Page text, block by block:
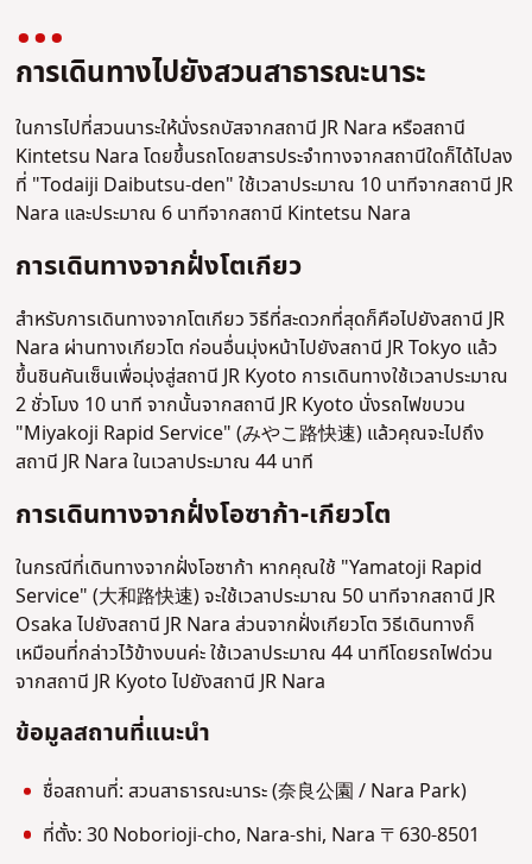
การเดินทางไปยังสวนสาธารณะนาระ
ในการไปที่สวนนาระให้นั่งรถบัสจากสถานี JR Nara หรือสถานี
Kintetsu Nara โดยขึ้นรถโดยสารประจำทางจากสถานีใดก็ได้ไปลง
ที่ "Todaiji Daibutsu-den" ใช้เวลาประมาณ 10 นาทีจากสถานี JR
Nara และประมาณ 6 นาทีจากสถานี Kintetsu Nara
การเดินทางจากฝั่งโตเกียว
สำหรับการเดินทางจากโตเกียว วิธีที่สะดวกที่สุดก็คือไปยังสถานี JR
Nara ผ่านทางเกียวโต ก่อนอื่นมุ่งหน้าไปยังสถานี JR Tokyo แล้ว
ขึ้นชินคันเซ็นเพื่อมุ่งสู่สถานี JR Kyoto การเดินทางใช้เวลาประมาณ
2 ชั่วโมง 10 นาที จากนั้นจากสถานี JR Kyoto นั่งรถไฟขบวน
"Miyakoji Rapid Service" (みやこ路快速) แล้วคุณจะไปถึง
สถานี JR Nara ในเวลาประมาณ 44 นาที
การเดินทางจากฝั่งโอซาก้า-เกียวโต
ในกรณีที่เดินทางจากฝั่งโอซาก้า หากคุณใช้ "Yamatoji Rapid
Service" (大和路快速) จะใช้เวลาประมาณ 50 นาทีจากสถานี JR
Osaka ไปยังสถานี JR Nara ส่วนจากฝั่งเกียวโต วิธีเดินทางก็
เหมือนที่กล่าวไว้ข้างบนค่ะ ใช้เวลาประมาณ 44 นาทีโดยรถไฟด่วน
จากสถานี JR Kyoto ไปยังสถานี JR Nara
ข้อมูลสถานที่แนะนำ
ชื่อสถานที่: สวนสาธารณะนาระ (奈良公園 / Nara Park)
ที่ตั้ง: 30 Noborioji-cho, Nara-shi, Nara 〒630-8501